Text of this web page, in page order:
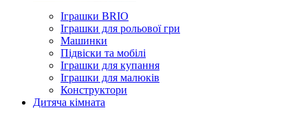
Іграшки BRIO
Іграшки для рольової гри
Машинки
Підвіски та мобілі
Іграшки для купання
Іграшки для малюків
Конструктори
Дитяча кімната